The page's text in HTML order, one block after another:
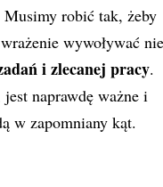
Musimy robić tak, żeby
wywoływać nie
i zlecanej pracy.
naprawdę ważne i
w zapomniany kąt.